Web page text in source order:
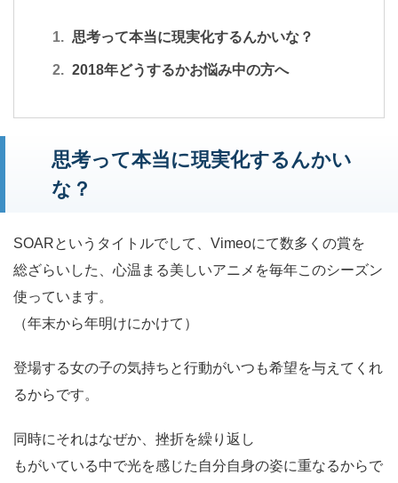
思考って本当に現実化するんかいな？
2018年どうするかお悩み中の方へ
思考って本当に現実化するんかい
な？
SOARというタイトルでして、Vimeoにて数多くの賞を
総ざらいした、心温まる美しいアニメを毎年このシーズン
使っています。
（年末から年明けにかけて）
登場する女の子の気持ちと行動がいつも希望を与えてくれ
るからです。
同時にそれはなぜか、挫折を繰り返し
もがいている中で光を感じた自分自身の姿に重なるからで